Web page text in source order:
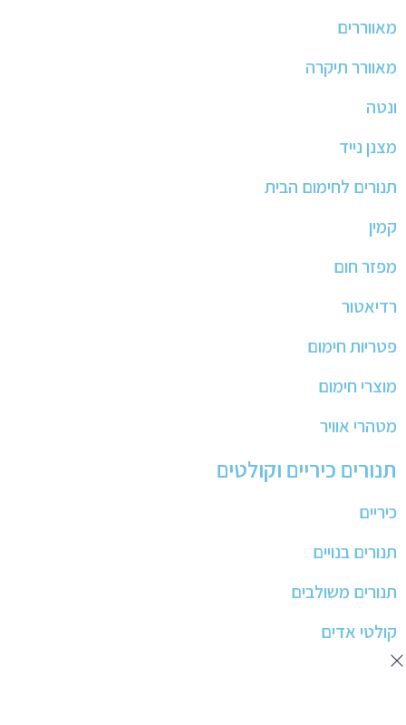
מאווררים
מאוורר תיקרה
ונטה
מצנן נייד
תנורים לחימום הבית
קמין
מפזר חום
רדיאטור
פטריות חימום
מוצרי חימום
מטהרי אוויר
תנורים כיריים וקולטים
כיריים
תנורים בנויים
תנורים משולבים
קולטי אדים